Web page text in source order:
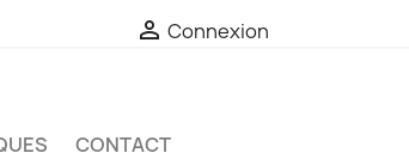
 Connexion
CONTACT